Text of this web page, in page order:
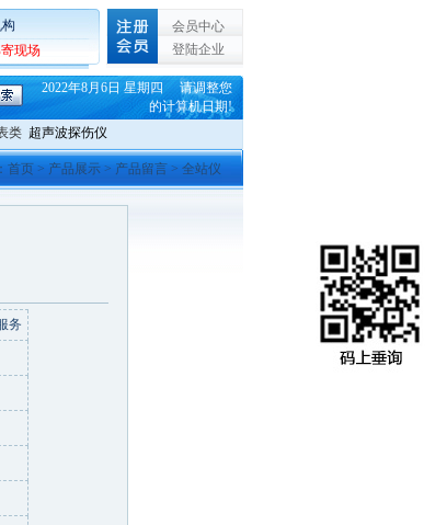
现场
会员中心
登陆企业
2022年8月6日 星期四 请调整您
的计算机日期!
类 超声波探伤仪
首页 > 产品展示 > 产品留言 > 全站仪
务